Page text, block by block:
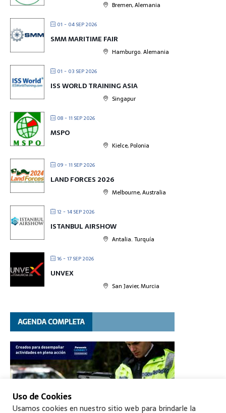
Bremen, Alemania
01 - 04 SEP 2026
SMM MARITIME FAIR
Hamburgo. Alemania
01 - 03 SEP 2026
ISS WORLD TRAINING ASIA
Singapur
08 - 11 SEP 2026
MSPO
Kielce, Polonia
09 - 11 SEP 2026
LAND FORCES 2026
Melbourne, Australia
12 - 14 SEP 2026
ISTANBUL AIRSHOW
Antalia. Turquía
16 - 17 SEP 2026
UNVEX
San Javier, Murcia
Uso de Cookies
Usamos cookies en nuestro sitio web para brindarle la